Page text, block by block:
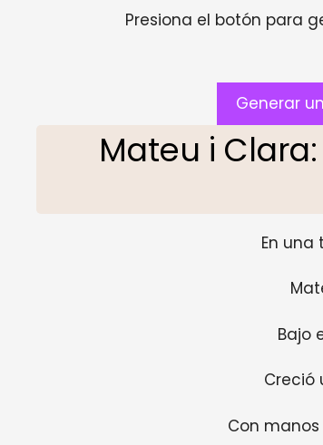
Presiona el botón para
Generar
Mateu i
En
Bajo
Creció
Con